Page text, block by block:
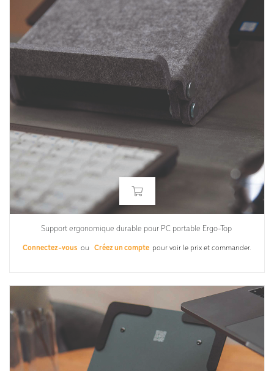
Support ergonomique durable pour PC portable Ergo-Top
Connectez-vous ou Créez un compte pour voir le prix et commander.